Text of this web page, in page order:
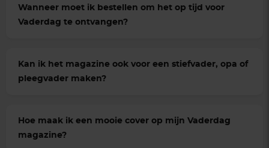
Wanneer moet ik bestellen om het op tijd voor
Vaderdag te ontvangen?
Kan ik het magazine ook voor een stiefvader, opa of
pleegvader maken?
Hoe maak ik een mooie cover op mijn Vaderdag
magazine?